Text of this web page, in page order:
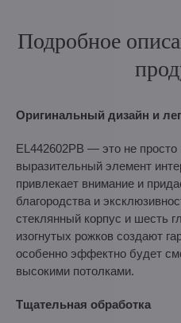
Подробное
Оригинальный дизайн и
EL442602PB — это не просто
выразительный элемент
привлекает внимание и
благородства и
стеклянный корпус и шесть
изогнутых рожков создают
особенно эффектно будет
высокими потолками.
Тщательная обработка